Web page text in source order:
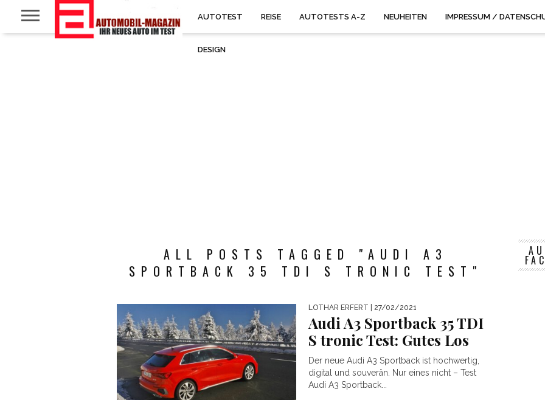
AUTOTEST REISE AUTOTESTS A-Z NEUHEITEN IMPRESSUM /
DESIGN
ALL POSTS TAGGED "AUDI A3
SPORTBACK 35 TDI S TRONIC TEST"
LOTHAR ERFERT | 27/02/2021
Audi A3 Sportback 35 TDI
S tronic Test: Gutes Los
Der neue Audi A3 Sportback ist hochwertig,
digital und souverän. Nur eines nicht – Test
Audi A3 Sportback...